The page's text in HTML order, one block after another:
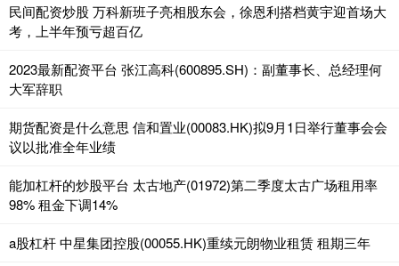
民间配资炒股 万科新班子亮相股东会，徐恩利搭档黄宇迎首场大
考，上半年预亏超百亿
2023最新配资平台 张江高科(600895.SH)：副董事长、总经理何
大军辞职
期货配资是什么意思 信和置业(00083.HK)拟9月1日举行董事会会
议以批准全年业绩
能加杠杆的炒股平台 太古地产(01972)第二季度太古广场租用率
98% 租金下调14%
a股杠杆 中星集团控股(00055.HK)重续元朗物业租赁 租期三年